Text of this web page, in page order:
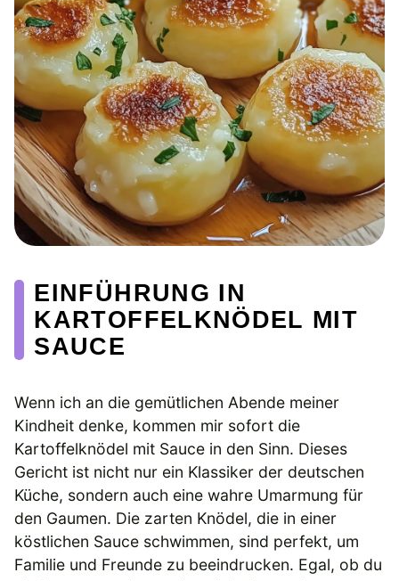
EINFÜHRUNG IN
KARTOFFELKNÖDEL MIT
SAUCE
Wenn ich an die gemütlichen Abende meiner
Kindheit denke, kommen mir sofort die
Kartoffelknödel mit Sauce in den Sinn. Dieses
Gericht ist nicht nur ein Klassiker der deutschen
Küche, sondern auch eine wahre Umarmung für
den Gaumen. Die zarten Knödel, die in einer
köstlichen Sauce schwimmen, sind perfekt, um
Familie und Freunde zu beeindrucken. Egal, ob du